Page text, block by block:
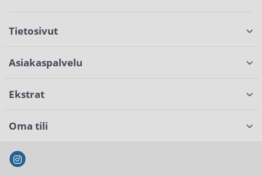
Tietosivut
Asiakaspalvelu
Ekstrat
Oma tili